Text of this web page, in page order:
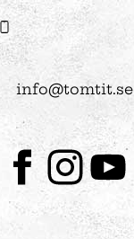
info@tomtit.se